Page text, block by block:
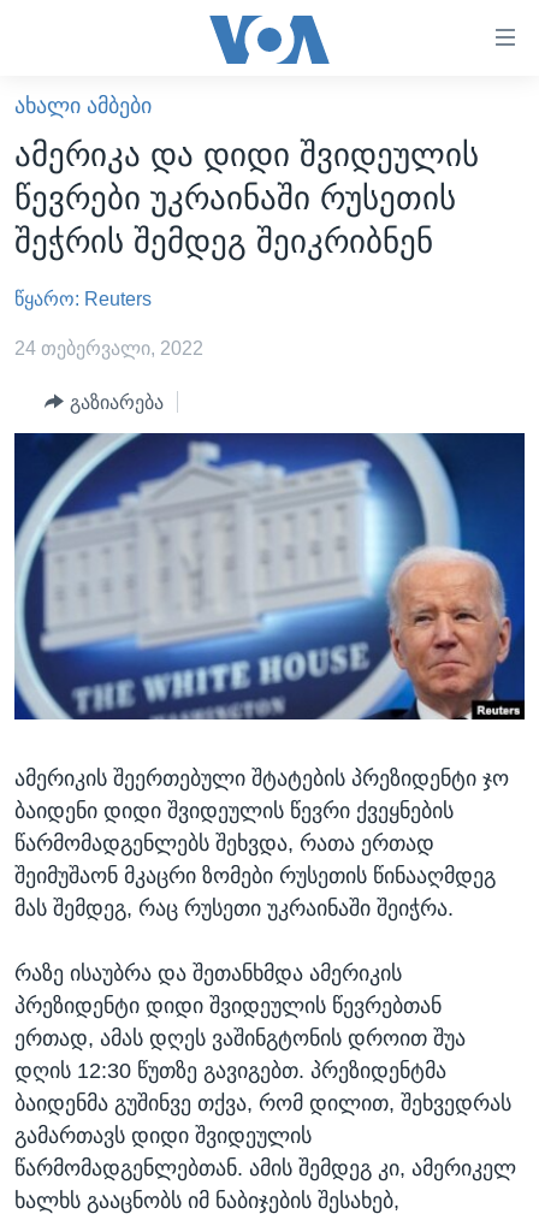
ხელმისაწვდომობისთვის
გადადით
მთავარზე
გადადით
მთავარ
ნავიგაციაზე
გადადით
ძიებაზე
ᲐᲮᲐᲚᲘ ᲐᲛᲑᲔᲑᲘ
ᲡᲐᲥᲐᲠᲗᲕᲔᲚᲝ
ᲐᲨᲨ
ᲐᲨᲨ-ᲘᲡ ᲐᲠᲩᲔᲕᲜᲔᲑᲘ 2024
ᲛᲡᲝᲤᲚᲘᲝ
ᲕᲘᲓᲔᲝᲔᲑᲘ
ᲒᲐᲓᲐᲪᲔᲛᲔᲑᲘ
ᲕᲐᲨᲘᲜᲒᲢᲝᲜᲘ ᲓᲦᲔᲡ
ᲮᲔᲓᲕᲐ ᲕᲐᲨᲘᲜᲒᲢᲝᲜᲘᲓᲐᲜ
ᲡᲢᲣᲓᲘᲐ ᲕᲐᲨᲘᲜᲒᲢᲝᲜᲘ
ᲡᲮᲕᲐ ᲡᲘᲐᲮᲚᲔᲔᲑᲘ
ᲞᲝᲚᲘᲢᲘᲙᲐ
ᲛᲔᲪᲜᲘᲔᲠᲔᲑᲐ
ᲘᲜᲢᲔᲠᲕᲘᲣ
ᲒᲐᲚᲘᲚᲔᲝ
ᲓᲔᲖᲘᲜᲤᲝᲠᲛᲐᲪᲘᲐ
ᲠᲣᲡᲔᲗᲘᲡ ᲨᲔᲭᲠᲐ ᲣᲙᲠᲐᲘᲜᲐᲨᲘ
Learning English
ᲗᲕᲐᲚᲘ ᲒᲕᲐᲓᲔᲕᲜᲔᲗ
ᲐᲮᲐᲚᲘ ᲐᲛᲑᲔᲑᲘ
ამერიკა და დიდი შვიდეულის
წევრები უკრაინაში რუსეთის
შეჭრის შემდეგ შეიკრიბნენ
წყარო: Reuters
24 თებერვალი, 2022
გაზიარება
ამერიკის შეერთებული შტატების პრეზიდენტი ჯო
ბაიდენი დიდი შვიდეულის წევრი ქვეყნების
წარმომადგენლებს შეხვდა, რათა ერთად
შეიმუშაონ მკაცრი ზომები რუსეთის წინააღმდეგ
მას შემდეგ, რაც რუსეთი უკრაინაში შეიჭრა.
რაზე ისაუბრა და შეთანხმდა ამერიკის
პრეზიდენტი დიდი შვიდეულის წევრებთან
ერთად, ამას დღეს ვაშინგტონის დროით შუა
დღის 12:30 წუთზე გავიგებთ. პრეზიდენტმა
ბაიდენმა გუშინვე თქვა, რომ დილით, შეხვედრას
გამართავს დიდი შვიდეულის
წარმომადგენლებთან. ამის შემდეგ კი, ამერიკელ
ხალხს გააცნობს იმ ნაბიჯების შესახებ,